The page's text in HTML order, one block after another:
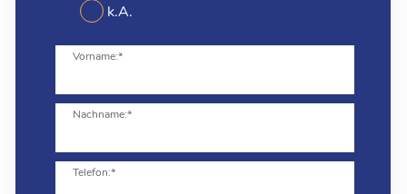
k.A.
Vorname:*
Nachname:*
Telefon:*